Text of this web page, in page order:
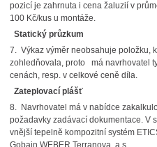
pozicí je zahrnuta i cena žaluzií v
100 Kč/kus u montáže.
Statický průzkum
7. Výkaz výměr neobsahuje položku,
zohledňovala, proto má navrhovatel
cenách, resp. v celkové ceně díla.
Zateplovací plášť
8. Navrhovatel má v nabídce
požadavky zadávací dokumentace. V
vnější tepelně kompozitní systém
Gobain WEBER Terranova, a.s.